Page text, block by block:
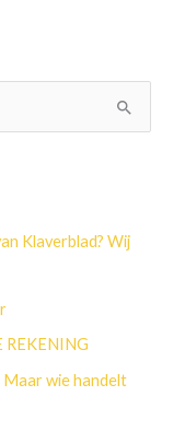
Klaverblad? Wij
REKENING
wie handelt